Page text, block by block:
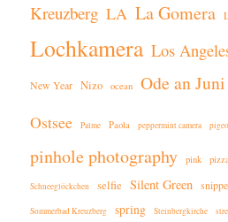
Kreuzberg LA La Gomera
Lochkamera Los
New Year Nizo ocean Ode an Juni
Ostsee Palme Paola peppermint camera
pinhole photography pink
Schneeglöckchen selfie Silent Green
Sommerbad Kreuzberg spring Steinbergkirche